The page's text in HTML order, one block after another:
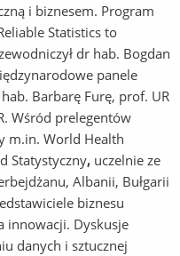
i biznesem. Program
Statistics to
dr hab. Bogdan
panele
Barbarę Furę, prof. UR
Wśród prelegentów
m.in. World Health
Statystyczny, uczelnie ze
Albanii, Bułgarii
biznesu
innowacji. Dyskusje
danych i sztucznej